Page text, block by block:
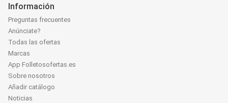
Información
Preguntas frecuentes
Anúnciate?
Todas las ofertas
Marcas
App Folletosofertas.es
Sobre nosotros
Añadir catálogo
Noticias